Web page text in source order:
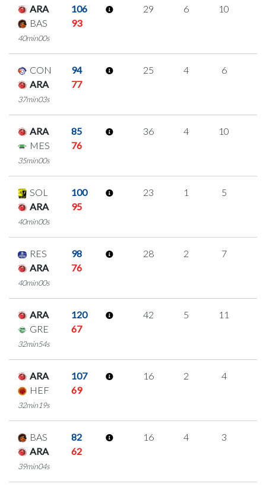
ARA
106
BAS
93
40min00s
29 6 10
CON
94
ARA
77
37min03s
25 4 6
ARA
85
MES
76
35min00s
36 4 10
SOL
100
ARA
95
40min00s
23 1 5
RES
98
ARA
76
40min00s
28 2 7
ARA
120
GRE
67
32min54s
42 5 11
ARA
107
HEF
69
32min19s
16 2 4
BAS
82
ARA
62
39min04s
16 4 3